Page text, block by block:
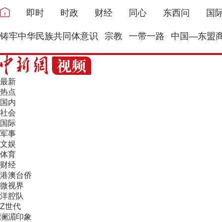
即时 时政 财经 同心 东西问 国
铸牢中华民族共同体意识 宗教 一带一路 中国—东盟
最新
热点
国内
社会
国际
军事
文娱
体育
财经
港澳台侨
微视界
洋腔队
Z世代
澜湄印象